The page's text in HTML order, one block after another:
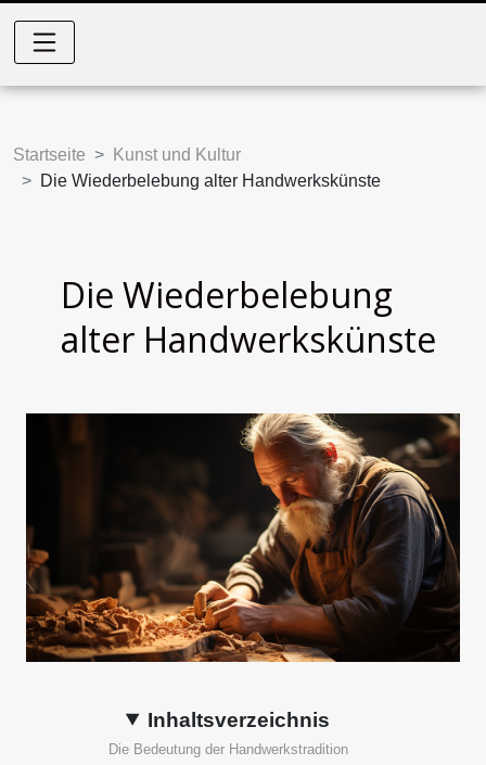
Startseite
Kunst und Kultur
Die Wiederbelebung alter Handwerkskünste
Die Wiederbelebung
alter Handwerkskünste
Inhaltsverzeichnis
Die Bedeutung der Handwerkstradition